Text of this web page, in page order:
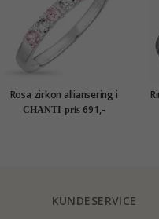
Rosa zirkon alliansering i
sølv
CHANTI-pris 691,-
KUNDESERVICE